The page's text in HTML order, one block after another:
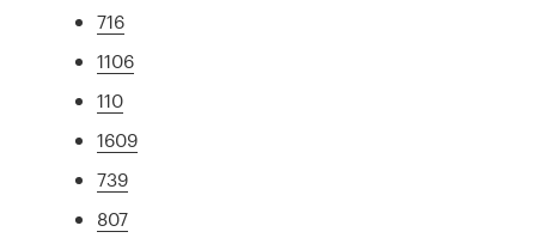
716
1106
110
1609
739
807